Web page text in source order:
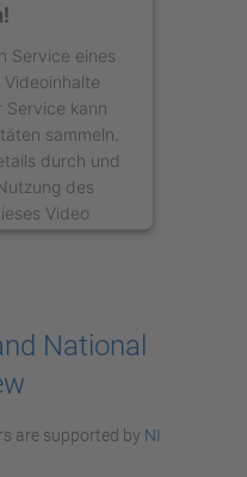
Service eines
Service kann
sammeln.
durch und
des
Video
National
are supported by NI